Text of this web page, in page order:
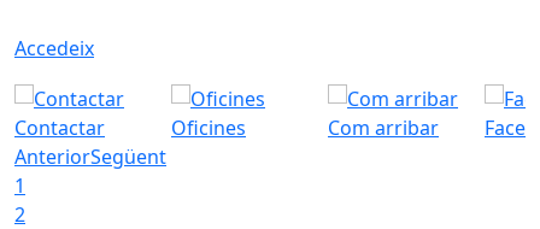
Accedeix
Contactar Oficines Com arribar
AnteriorSegüent
1
2